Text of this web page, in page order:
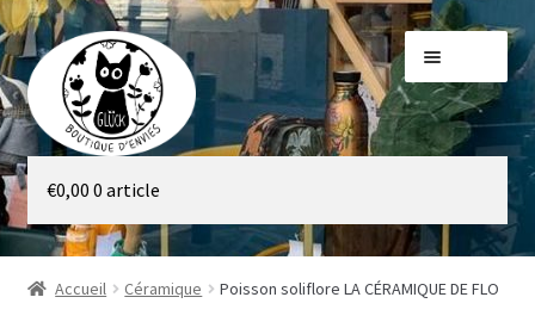
Aller
à
la
navigation
Aller
au
contenu
Galerie
Boutique
€0,00 0 article
Accueil Céramique Poisson soliflore LA CÉRAMIQUE DE FLO